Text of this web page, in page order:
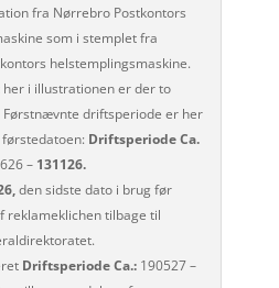
fra Nørrebro Postkontors
som i stemplet fra
helstemplingsmaskine.
i illustrationen er der to
driftsperiode er her
Driftsperiode Ca.
– 131126.
den sidste dato i brug før
reklameklichen tilbage til
Driftsperiode Ca.:190527 –